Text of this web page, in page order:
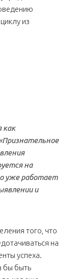
из
как
на
уже работает
и
того, что
на
успеха.
бы быть